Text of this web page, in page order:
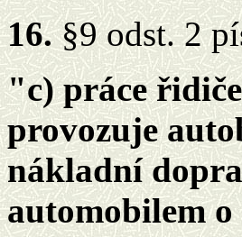
16.§9 odst. 2
"c) práce
provozuje
nákladní
automobilem o